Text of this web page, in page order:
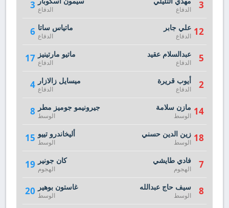
3 الدفاع
6 ماتياس ساتا
الدفاع
17 ماتيو مارتينيز
الدفاع
4 ميسايل زالازار
الدفاع
8 جيرونيمو جوميز مطر
الوسط
15 أليخاندرو تييو
الوسط
19 كان جونير
الهجوم
20 غاستون بوهير
الوسط
3 الدفاع
12 علي جابر
الدفاع
5 عبدالسلام عقيد
الدفاع
2 أيوب قريرة
الدفاع
14 مازن سلامة
الوسط
18 زين الدين حسني
الوسط
7 فادي طايشي
الهجوم
8 سيف حاج عبدالله
الوسط